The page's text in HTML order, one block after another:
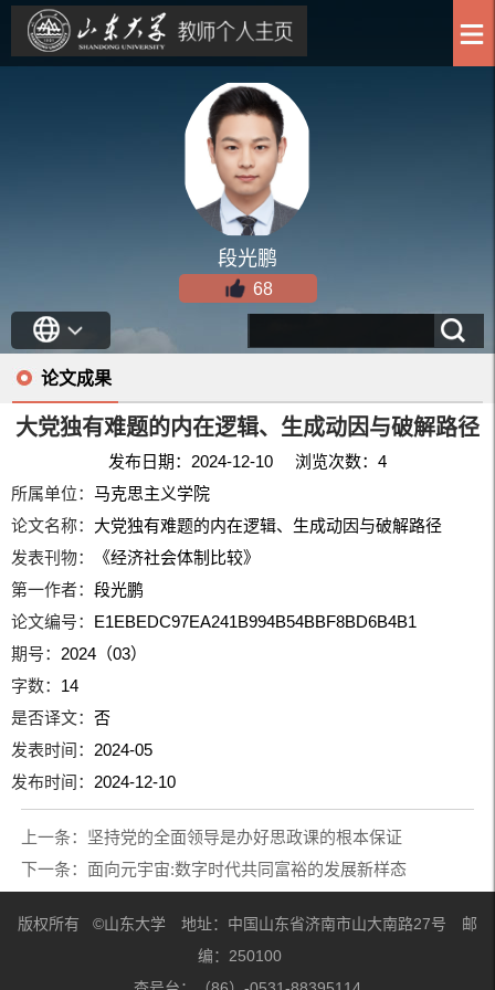
段光鹏
68
论文成果
大党独有难题的内在逻辑、生成动因与破解路径
发布日期：2024-12-10 浏览次数： 4
所属单位：马克思主义学院
论文名称： 大党独有难题的内在逻辑、生成动因与破解路径
发表刊物：
《经济社会体制比较》
第一作者：段光鹏
论文编号： E1EBEDC97EA241B994B54BBF8BD6B4B1
期号： 2024（03）
字数： 14
是否译文：否
发表时间： 2024-05
发布时间： 2024-12-10
上一条： 坚持党的全面领导是办好思政课的根本保证
下一条： 面向元宇宙:数字时代共同富裕的发展新样态
版权所有 ©山东大学 地址：中国山东省济南市山大南路27号 邮
编：250100